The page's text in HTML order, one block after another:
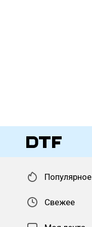
Популярное
Свежее